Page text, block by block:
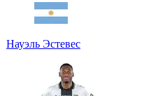
Науэль Эстевес